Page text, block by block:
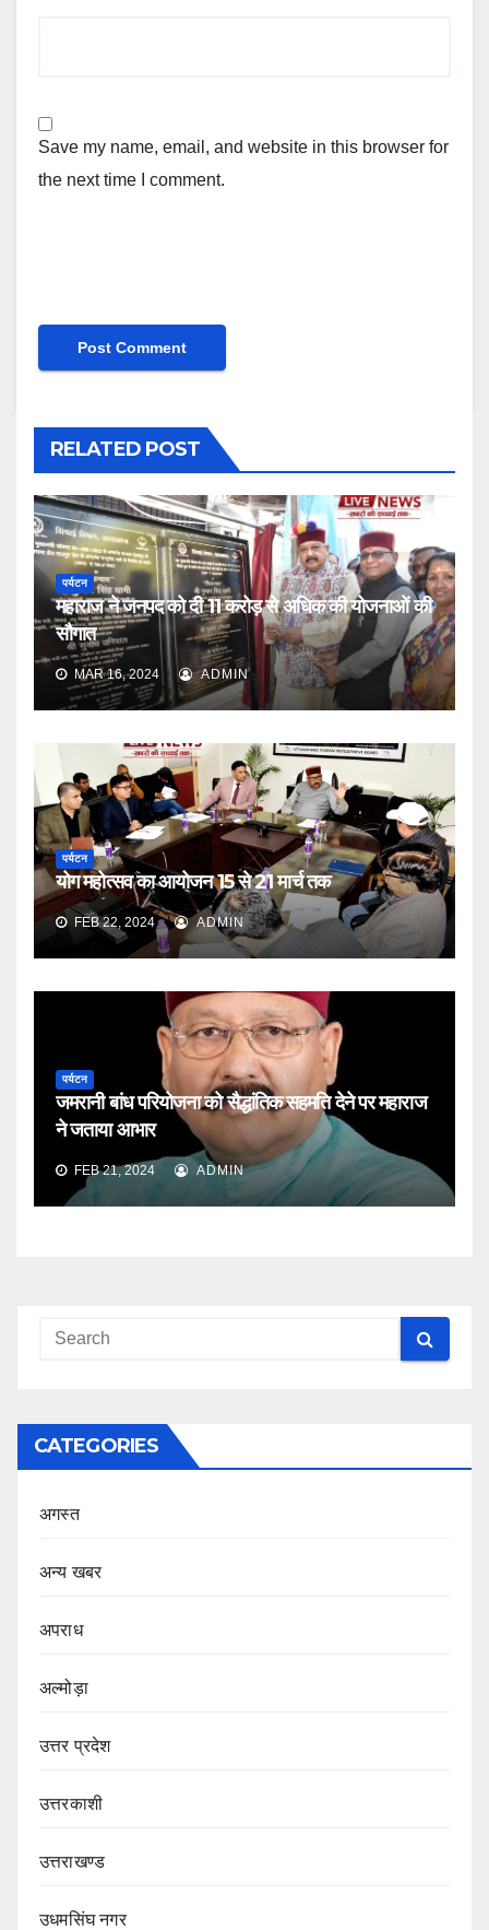
Save my name, email, and website in this browser for
the next time I comment.
RELATED POST
पर्यटन
महाराज ने जनपद को दी 11 करोड़ से अधिक की योजनाओं की
सौगात
MAR 16, 2024 ADMIN
पर्यटन
योग महोत्सव का आयोजन 15 से 21 मार्च तक
FEB 22, 2024 ADMIN
पर्यटन
जमरानी बांध परियोजना को सैद्धांतिक सहमति देने पर महाराज
ने जताया आभार
FEB 21, 2024 ADMIN
CATEGORIES
अगस्त
अन्य खबर
अपराध
अल्मोड़ा
उत्तर प्रदेश
उत्तरकाशी
उत्तराखण्ड
उधमसिंघ नगर